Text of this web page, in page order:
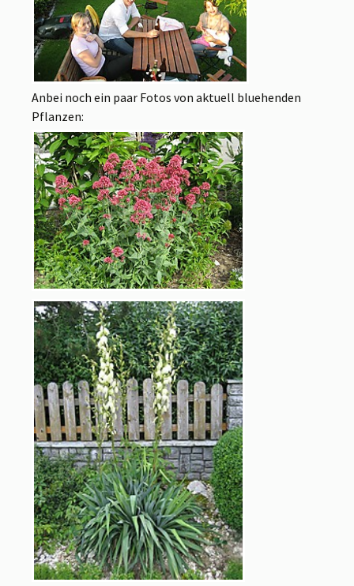
Anbei noch ein paar Fotos von aktuell bluehenden
Pflanzen: